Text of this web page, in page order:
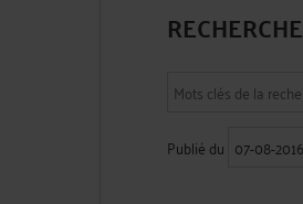
RECHERCHE
Publié du